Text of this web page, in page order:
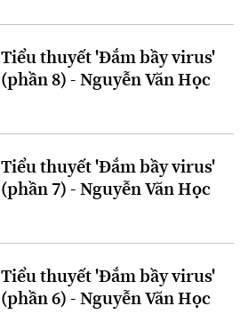
Tiểu thuyết 'Đắm bầy virus'
(phần 8) - Nguyễn Văn Học
Tiểu thuyết 'Đắm bầy virus'
(phần 7) - Nguyễn Văn Học
Tiểu thuyết 'Đắm bầy virus'
(phần 6) - Nguyễn Văn Học